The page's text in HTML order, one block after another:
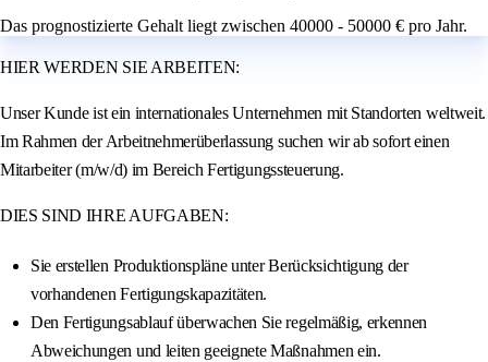
Das prognostizierte Gehalt liegt zwischen 40000 - 50000 € pro Jahr.
HIER WERDEN SIE ARBEITEN:
Unser Kunde ist ein internationales Unternehmen mit Standorten weltweit.
Im Rahmen der Arbeitnehmerüberlassung suchen wir ab sofort einen
Mitarbeiter (m/w/d) im Bereich Fertigungssteuerung.
DIES SIND IHRE AUFGABEN:
Sie erstellen Produktionspläne unter Berücksichtigung der
vorhandenen Fertigungskapazitäten.
Den Fertigungsablauf überwachen Sie regelmäßig, erkennen
Abweichungen und leiten geeignete Maßnahmen ein.